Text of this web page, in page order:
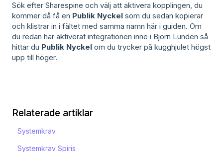
Sök efter Sharespine och välj att aktivera kopplingen, du
kommer då få en Publik Nyckel som du sedan kopierar
och klistrar in i fältet med samma namn här i guiden. Om
du redan har aktiverat integrationen inne i Bjorn Lunden så
hittar du Publik Nyckel om du trycker på kugghjulet högst
upp till höger.
Relaterade artiklar
Systemkrav
Systemkrav Spiris